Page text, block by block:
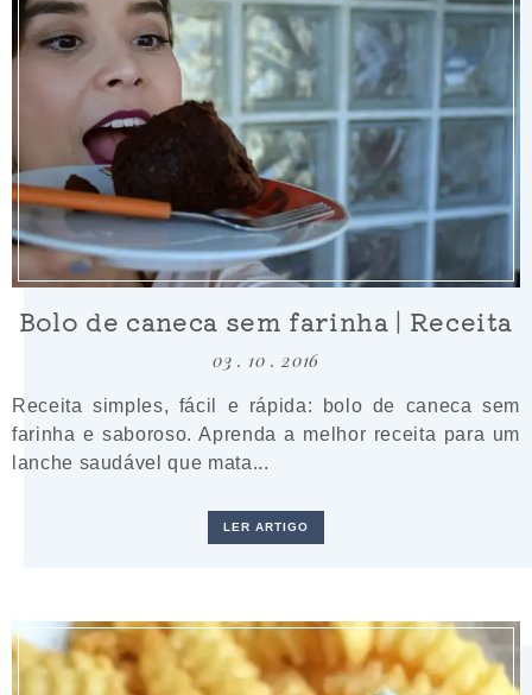
Bolo de caneca sem farinha | Receita
03 . 10 . 2016
Receita simples, fácil e rápida: bolo de caneca sem
farinha e saboroso. Aprenda a melhor receita para um
lanche saudável que mata...
LER ARTIGO